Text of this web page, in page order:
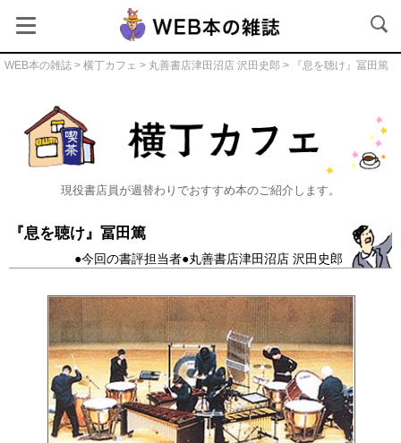
WEB本の雑誌 > 横丁カフェ > 丸善書店津田沼店 沢田史郎 > 『息を聴け』冨田篤
横丁カフェ現役書店員が週替わりでおすすめ本のご紹介します。
『息を聴け』冨田篤
●今回の書評担当者●丸善書店津田沼店 沢田史郎